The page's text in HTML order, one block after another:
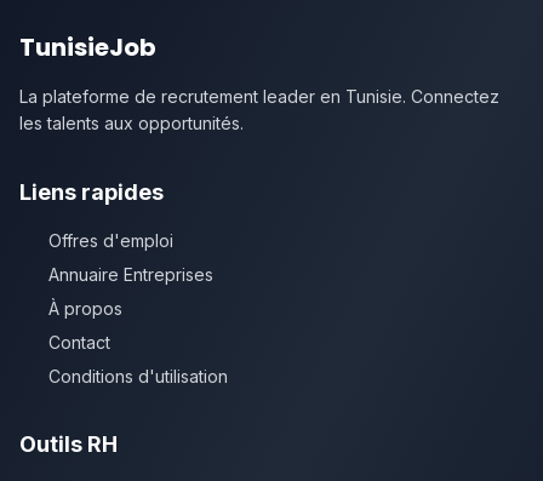
TunisieJob
La plateforme de recrutement leader en Tunisie. Connectez
les talents aux opportunités.
Liens rapides
Offres d'emploi
Annuaire Entreprises
À propos
Contact
Conditions d'utilisation
Outils RH